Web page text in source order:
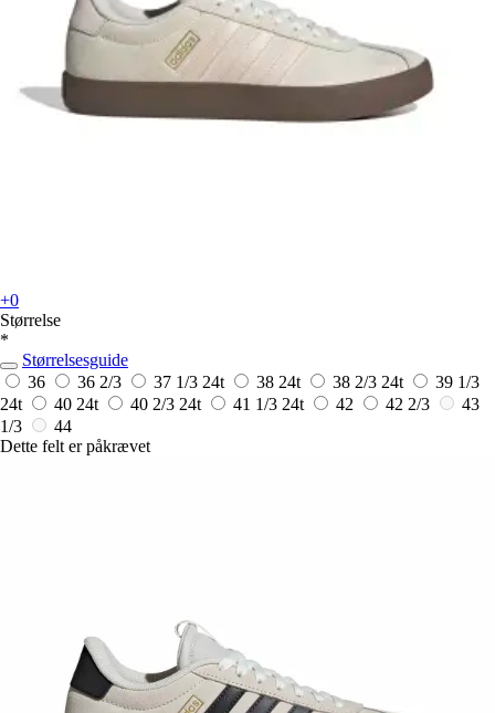
+0
Størrelse
*
Størrelsesguide
36
36 2/3 37 1/3 24t 38 24t 38 2/3 24t
39 1/3
24t
40 24t 40 2/3 24t 41 1/3 24t 42 42 2/3
43
1/3
44
Dette felt er påkrævet